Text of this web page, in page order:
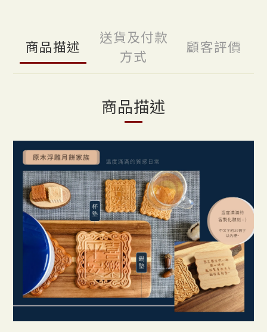
商品描述
送貨及付款
方式
顧客評價
商品描述